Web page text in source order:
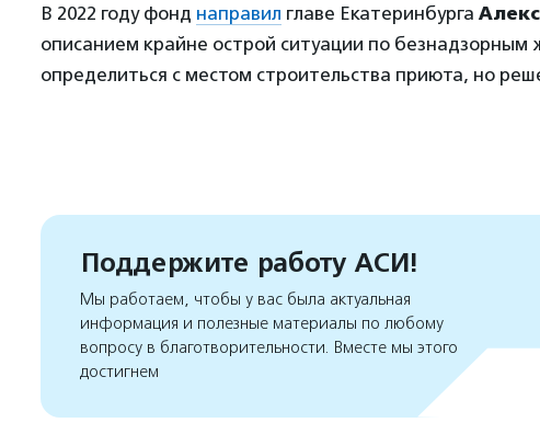
В 2022 году фонд направил главе Екатеринбурга
описанием крайне острой ситуации по безнадзорным
определиться с местом строительства приюта, но
Поддержите работу АСИ!
Мы работаем, чтобы у вас была актуальная
информация и полезные материалы по любому
вопросу в благотворительности. Вместе мы этого
достигнем